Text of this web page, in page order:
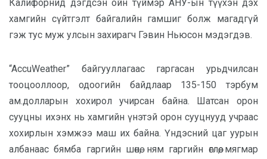
Калифорнид дэгдсэн ойн түймэр АНУ-ын түүхэн дэх
хамгийн сүйтгэлт байгалийн гамшиг болж магадгүй
гэж тус муж улсын захирагч Гэвин Ньюсон мэдэгдэв.
“AccuWeather” байгууллагаас гаргасан урьдчилсан
тооцооллоор, одоогийн байдлаар 135-150 тэрбум
ам.долларын хохирол учирсан байна. Шатсан орон
сууцны ихэнх нь хамгийн үнэтэй орон сууцнууд учраас
хохирлын хэмжээ маш их байна. Үндэсний цаг уурын
албанаас бямба гаргийн шөнө, ням гаргийн өглөө, мягмар